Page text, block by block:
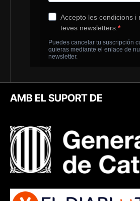
AMB EL SUPORT DE